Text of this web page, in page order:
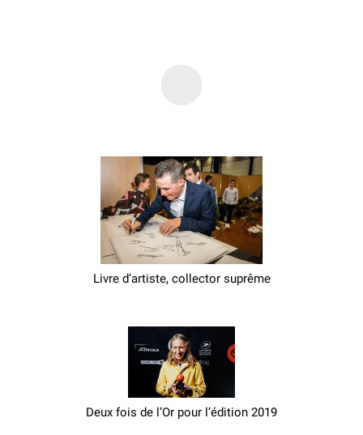
Livre d’artiste, collector suprême
Deux fois de l’Or pour l’édition 2019